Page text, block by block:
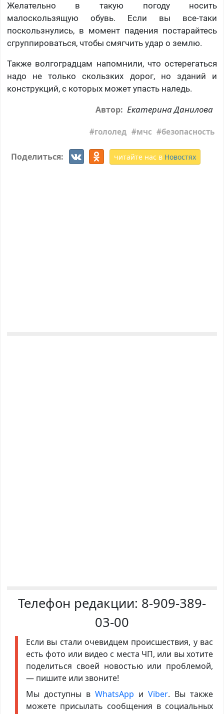
Желательно в такую погоду носить
малоскользящую обувь. Если вы все-таки
поскользнулись, в момент падения постарайтесь
сгруппироваться, чтобы смягчить удар о землю.
Также волгоградцам напомнили, что остерегаться
надо не только скользких дорог, но зданий и
конструкций, с которых может упасть наледь.
Автор: Екатерина Данилова
гололед мчс безопасность
Поделиться: читайте нас в Новостях
Телефон редакции: 8-909-389-
03-00
Если вы стали очевидцем происшествия, у вас
есть фото или видео с места ЧП, или вы хотите
поделиться своей новостью или проблемой,
— пишите или звоните!
Мы доступны в WhatsApp иViber. Вы также
можете присылать сообщения в социальных